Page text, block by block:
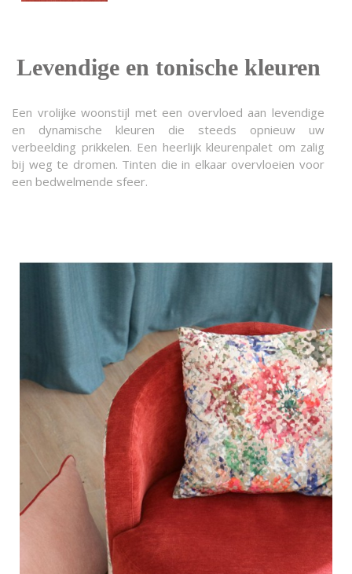
Levendige en tonische kleuren
Een vrolijke woonstijl met een overvloed aan levendige
en dynamische kleuren die steeds opnieuw uw
verbeelding prikkelen. Een heerlijk kleurenpalet om zalig
bij weg te dromen. Tinten die in elkaar overvloeien voor
een bedwelmende sfeer.